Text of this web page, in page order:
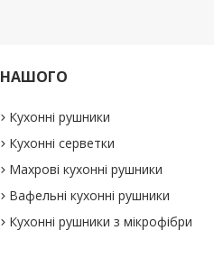
НАШОГО
Кухонні рушники
Кухонні серветки
Махрові кухонні рушники
Вафельні кухонні рушники
Кухонні рушники з мікрофібри